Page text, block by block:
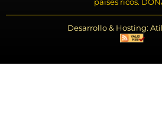
Desarrollo & Hosting: